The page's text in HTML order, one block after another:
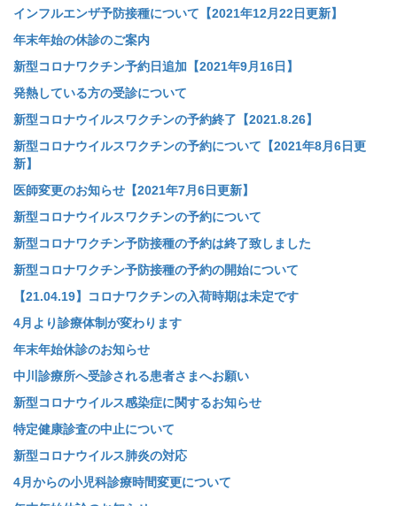
インフルエンザ予防接種について【2021年12月22日更新】
年末年始の休診のご案内
新型コロナワクチン予約日追加【2021年9月16日】
発熱している方の受診について
新型コロナウイルスワクチンの予約終了【2021.8.26】
新型コロナウイルスワクチンの予約について【2021年8月6日更
新】
医師変更のお知らせ【2021年7月6日更新】
新型コロナウイルスワクチンの予約について
新型コロナワクチン予防接種の予約は終了致しました
新型コロナワクチン予防接種の予約の開始について
【21.04.19】コロナワクチンの入荷時期は未定です
4月より診療体制が変わります
年末年始休診のお知らせ
中川診療所へ受診される患者さまへお願い
新型コロナウイルス感染症に関するお知らせ
特定健康診査の中止について
新型コロナウイルス肺炎の対応
4月からの小児科診療時間変更について